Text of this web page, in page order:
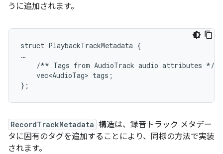
うに追加されます。
struct PlaybackTrackMetadata {
…
    /** Tags from AudioTrack audio attributes */
    vec<AudioTag> tags;
RecordTrackMetadata 構造は、録音トラック メタデー
タに固有のタグを追加することにより、同様の方法で実装
されます。